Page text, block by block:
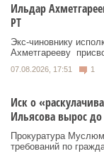
Ильдар
РТ
Экс‑чиновнику
Ахметгарееву
07.08.2026, 17:51 1
Иск о
Ильясова вырос
Прокуратура
требований по